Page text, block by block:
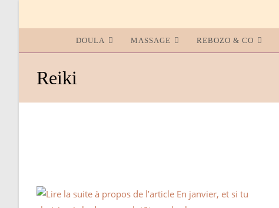
DOULA MASSAGE REBOZO & CO
Reiki